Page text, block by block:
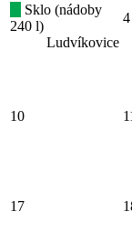
Sklo (nádoby
240 l)
Ludvíkovice
4
10
17